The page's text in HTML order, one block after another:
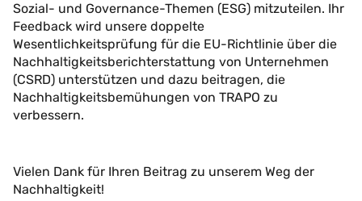
Sozial- und Governance-Themen (ESG) mitzuteilen. Ihr
Feedback wird unsere doppelte
Wesentlichkeitsprüfung für die EU-Richtlinie über die
Nachhaltigkeitsberichterstattung von Unternehmen
(CSRD) unterstützen und dazu beitragen, die
Nachhaltigkeitsbemühungen von TRAPO zu
verbessern.
Vielen Dank für Ihren Beitrag zu unserem Weg der
Nachhaltigkeit!